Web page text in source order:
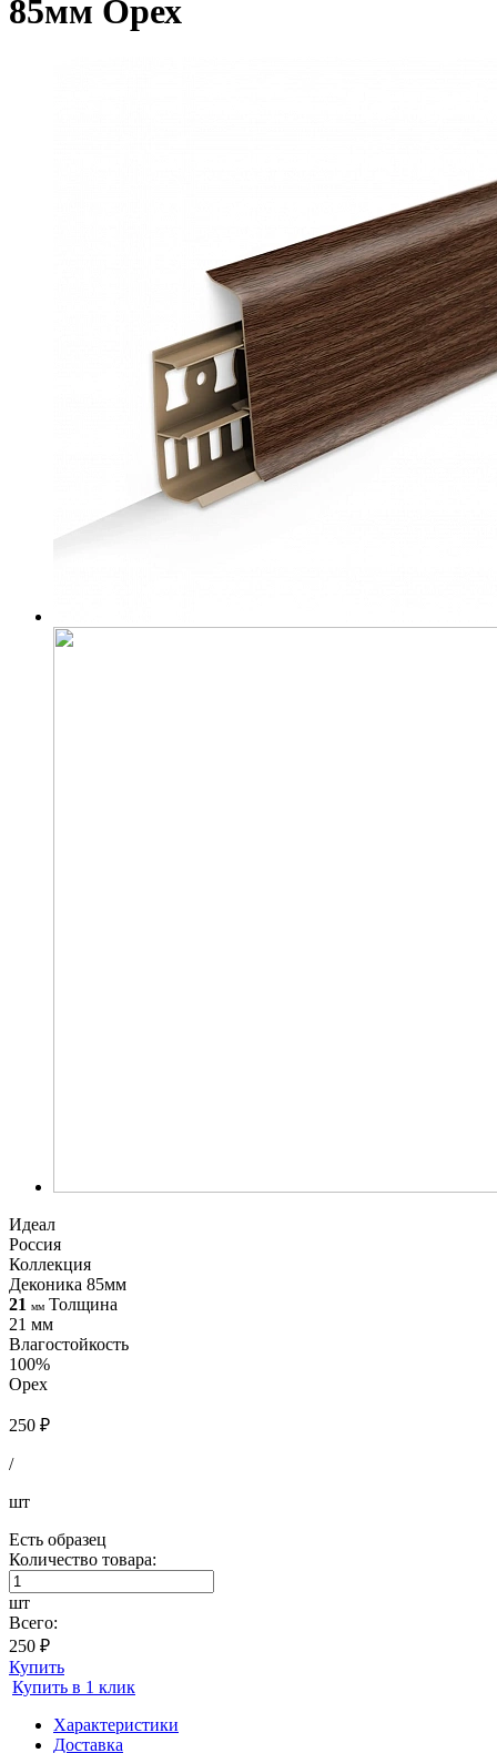
85мм Орех
Идеал
Россия
Коллекция
Деконика 85мм
21 мм Толщина
21 мм
Влагостойкость
100%
Орех
250 ₽
/
шт
Есть образец
Количество товара:
шт
Всего:
250 ₽
Купить
Купить в 1 клик
Характеристики
Доставка